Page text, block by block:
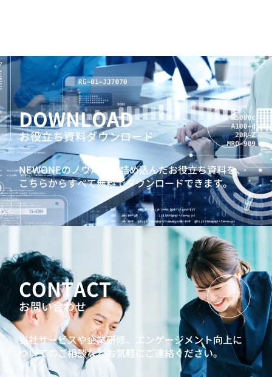
DOWNLOAD
お役立ち資料ダウンロード
NEWONEのノウハウを詰め込んだお役立ち資料を、
こちらからすべて無料でダウンロードできます。
CONTACT
お問い合わせ
当社サービスや企業研修、エンゲージメント向上に
ついてのご相談などお気軽にご連絡ください。